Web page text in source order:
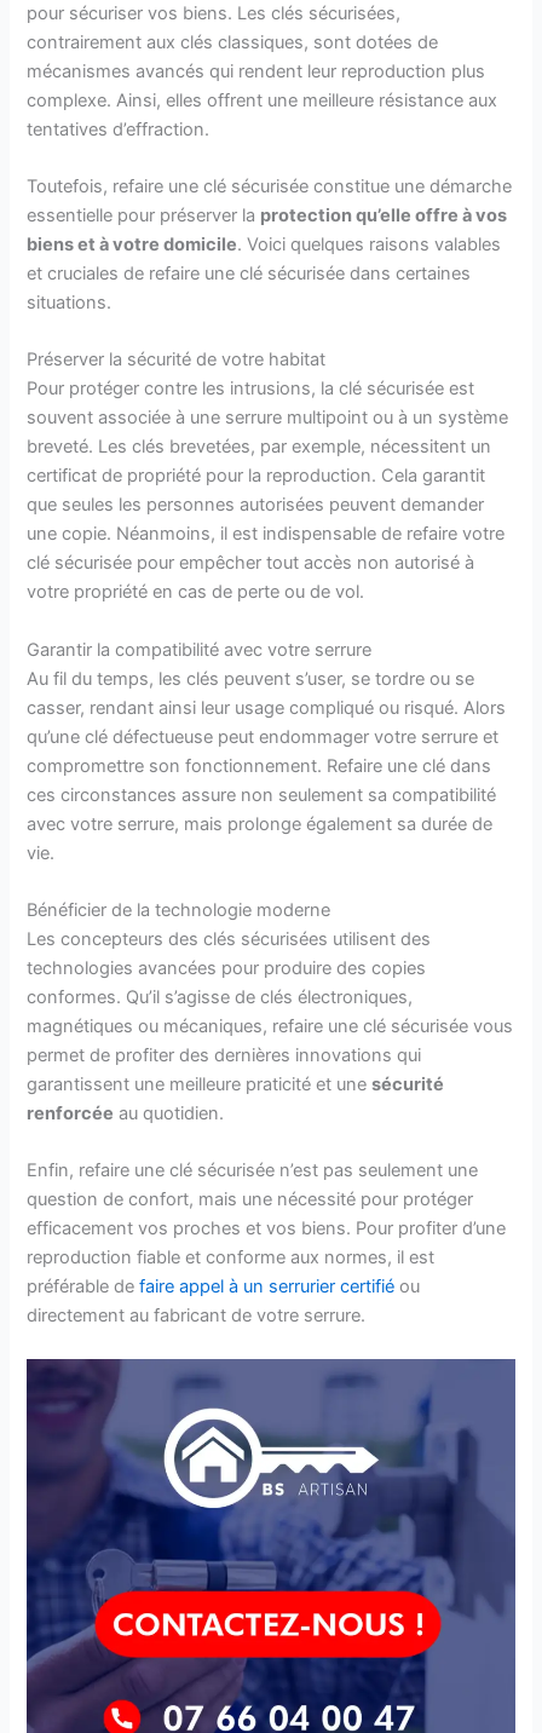
pour sécuriser vos biens. Les clés sécurisées,
contrairement aux clés classiques, sont dotées de
mécanismes avancés qui rendent leur reproduction plus
complexe. Ainsi, elles offrent une meilleure résistance aux
tentatives d’effraction.
Toutefois, refaire une clé sécurisée constitue une démarche
essentielle pour préserver la protectionqu’elle offre àvos
biens etàvotre domicile. Voici quelques raisons valables
et cruciales de refaire une clé sécurisée dans certaines
situations.
Préserver la sécurité de votre habitat
Pour protéger contre les intrusions, la clé sécurisée est
souvent associée à une serrure multipoint ou à un système
breveté. Les clés brevetées, par exemple, nécessitent un
certificat de propriété pour la reproduction. Cela garantit
que seules les personnes autorisées peuvent demander
une copie. Néanmoins, il est indispensable de refaire votre
clé sécurisée pour empêcher tout accès non autorisé à
votre propriété en cas de perte ou de vol.
Garantir la compatibilité avec votre serrure
Au fil du temps, les clés peuvent s’user, se tordre ou se
casser, rendant ainsi leur usage compliqué ou risqué. Alors
qu’une clé défectueuse peut endommager votre serrure et
compromettre son fonctionnement. Refaire une clé dans
ces circonstances assure non seulement sa compatibilité
avec votre serrure, mais prolonge également sa durée de
vie.
Bénéficier de la technologie moderne
Les concepteurs des clés sécurisées utilisent des
technologies avancées pour produire des copies
conformes. Qu’il s’agisse de clés électroniques,
magnétiques ou mécaniques, refaire une clé sécurisée vous
permet de profiter des dernières innovations qui
garantissent une meilleure praticité et unesécurité
renforcée au quotidien.
Enfin, refaire une clé sécurisée n’est pas seulement une
question de confort, mais une nécessité pour protéger
efficacement vos proches et vos biens. Pour profiter d’une
reproduction fiable et conforme aux normes, il est
préférable defaire appel à un serrurier certifié ou
directement au fabricant de votre serrure.